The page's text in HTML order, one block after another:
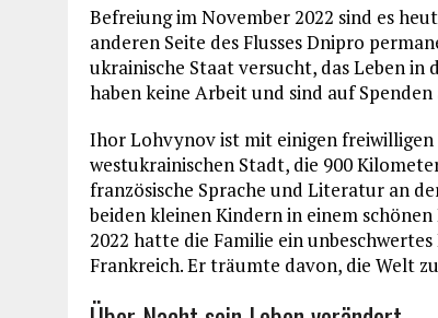
Befreiung im November 2022 sind es
anderen Seite des Flusses Dnipro
ukrainische Staat versucht, das Leben
haben keine Arbeit und sind auf Spenden
Ihor Lohvynov ist mit einigen
westukrainischen Stadt, die 900
französische Sprache und Literatur an
beiden kleinen Kindern in einem
2022 hatte die Familie ein
Frankreich. Er träumte davon, die Welt